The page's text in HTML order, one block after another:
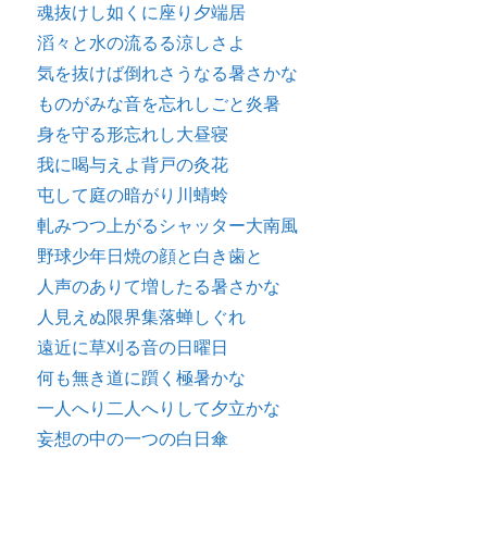
魂抜けし如くに座り夕端居
滔々と水の流るる涼しさよ
気を抜けば倒れさうなる暑さかな
ものがみな音を忘れしごと炎暑
身を守る形忘れし大昼寝
我に喝与えよ背戸の灸花
屯して庭の暗がり川蜻蛉
軋みつつ上がるシャッター大南風
野球少年日焼の顔と白き歯と
人声のありて増したる暑さかな
人見えぬ限界集落蝉しぐれ
遠近に草刈る音の日曜日
何も無き道に躓く極暑かな
一人へり二人へりして夕立かな
妄想の中の一つの白日傘